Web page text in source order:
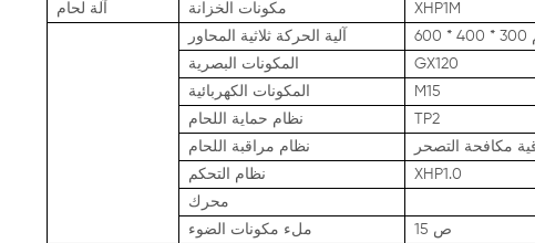
آلة لحام
مكونات الخزانة XHP1M
آلية الحركة ثلاثية المحاور
المكونات البصرية
GX120
المكونات الكهربائية
M15
نظام حماية اللحام
TP2
نظام مراقبة اللحام
مكافحة التصحر
نظام التحكم
XHP1.0
محرك
ملء مكونات الضوء
ص 15